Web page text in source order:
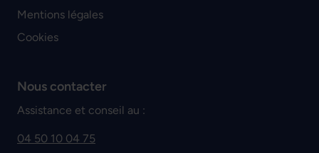
Mentions légales
Cookies
Nous contacter
Assistance et conseil au :
04 50 10 04 75